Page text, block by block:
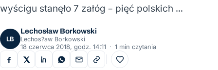
wyścigu stanęło 7 załóg – pięć polskich …
LB
Lechosław Borkowski
Lechos?aw Borkowski
18 czerwca 2018, godz. 14:11 · 1 min czytania
Do ulubionych